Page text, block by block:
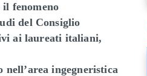
fenomeno
del Consiglio
ai laureati italiani,
ingegneristica